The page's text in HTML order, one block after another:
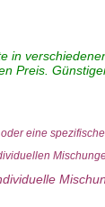
Preis.
eine